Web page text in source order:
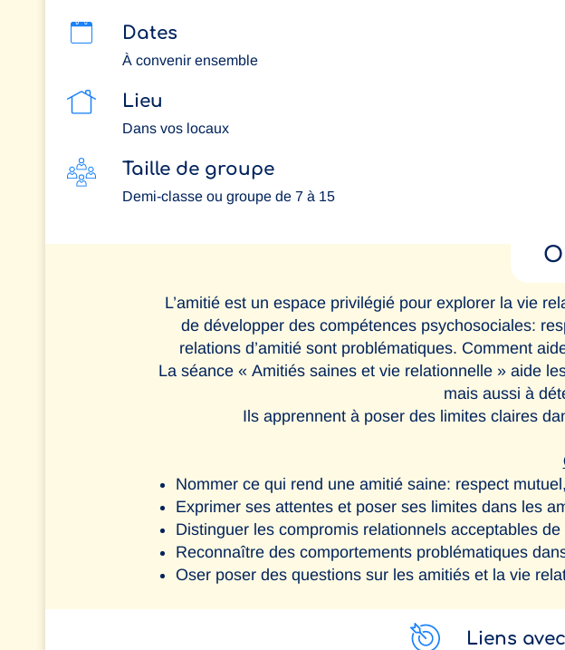
Dates
À convenir ensemble
Lieu
Dans vos locaux
Taille de groupe
Demi-classe ou groupe de 7 à 15
L’amitié est un espace privilégié pour explorer la vie
de développer des compétences psychosociales:
relations d’amitié sont problématiques. Comment
La séance « Amitiés saines et vie relationnelle » aide
mais aussi à
Ils apprennent à poser des limites claires
Nommer ce qui rend une amitié saine: respect
Exprimer ses attentes et poser ses limites dans les
Distinguer les compromis relationnels acceptables
Reconnaître des comportements problématiques
Oser poser des questions sur les amitiés et la vie
Liens